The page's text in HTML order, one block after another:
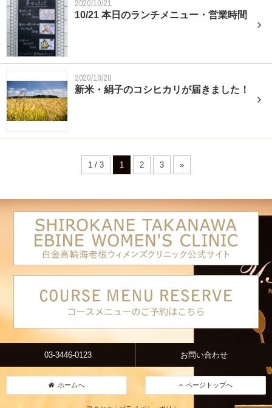
2020/10/21
10/21 本日のランチメニュー・営業時間
2020/10/20
新米・絹子のコシヒカリが届きました！
1 / 3 1 2 3 »
03-3446-0123 お問い合わせ
ホームへ ページトップへ